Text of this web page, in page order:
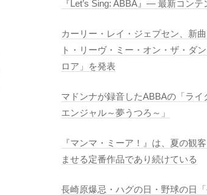
『Let’s Sing: ABBA』― 最新コンテ
カーリー・レイ・ジェプセン、新
ト・リーヴ・ミー・オン・ザ・ダ
ロア」を発表
マドンナが録音したABBAの「ライ
エンジャル～夢うつろ～」
『マンマ・ミーア！』は、夏の観
ませる定番作品であり続けている
長崎原爆忌・ハグの日・野球の日